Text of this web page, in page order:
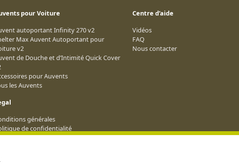
pour Voiture
autoportant Infinity 270 v2
Max Auvent Autoportant pour
v2
de Douche et d’Intimité Quick Cover
pour Auvents
les Auvents
Centre d’aide
Vidéos
FAQ
Nous contacter
générales
de confidentialité
Générales d’Affiliation